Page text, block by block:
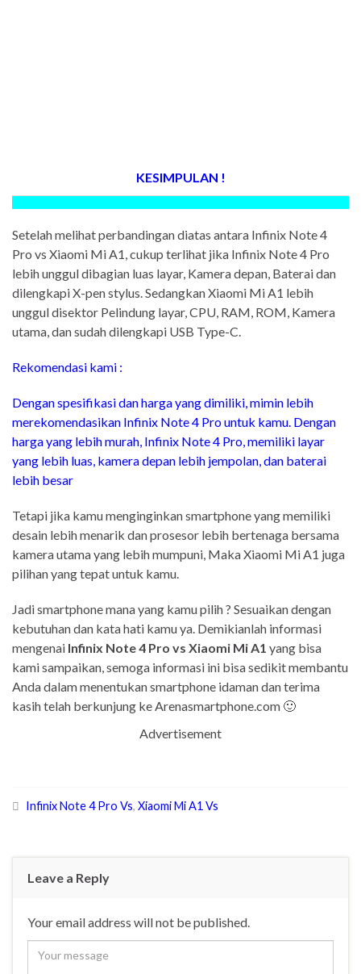
KESIMPULAN !
Setelah melihat perbandingan diatas antara Infinix Note 4
Pro vs Xiaomi Mi A1, cukup terlihat jika Infinix Note 4 Pro
lebih unggul dibagian luas layar, Kamera depan, Baterai dan
dilengkapi X-pen stylus. Sedangkan Xiaomi Mi A1 lebih
unggul disektor Pelindung layar, CPU, RAM, ROM, Kamera
utama, dan sudah dilengkapi USB Type-C.
Rekomendasi kami :
Dengan spesifikasi dan harga yang dimiliki, mimin lebih
merekomendasikan Infinix Note 4 Pro untuk kamu. Dengan
harga yang lebih murah, Infinix Note 4 Pro, memiliki layar
yang lebih luas, kamera depan lebih jempolan, dan baterai
lebih besar
Tetapi jika kamu menginginkan smartphone yang memiliki
desain lebih menarik dan prosesor lebih bertenaga bersama
kamera utama yang lebih mumpuni, Maka Xiaomi Mi A1 juga
pilihan yang tepat untuk kamu.
Jadi smartphone mana yang kamu pilih ? Sesuaikan dengan
kebutuhan dan kata hati kamu ya. Demikianlah informasi
mengenai Infinix Note 4 Pro vs Xiaomi Mi A1 yang bisa
kami sampaikan, semoga informasi ini bisa sedikit membantu
Anda dalam menentukan smartphone idaman dan terima
kasih telah berkunjung ke Arenasmartphone.com 🙂
Advertisement
Infinix Note 4 Pro Vs, Xiaomi Mi A1 Vs
Leave a Reply
Your email address will not be published.